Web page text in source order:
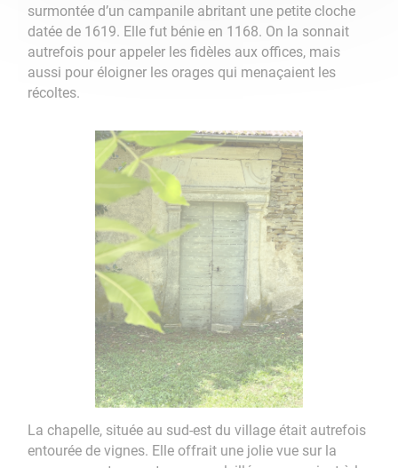
surmontée d’un campanile abritant une petite cloche
datée de 1619. Elle fut bénie en 1168. On la sonnait
autrefois pour appeler les fidèles aux offices, mais
aussi pour éloigner les orages qui menaçaient les
récoltes.
La chapelle, située au sud-est du village était autrefois
entourée de vignes. Elle offrait une jolie vue sur la